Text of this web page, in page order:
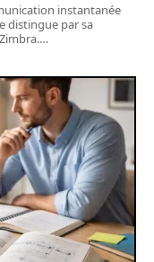
instantanée
distingue par sa
…